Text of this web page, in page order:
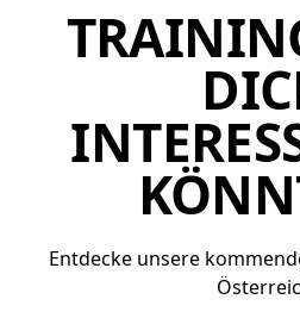
Entdecke unsere